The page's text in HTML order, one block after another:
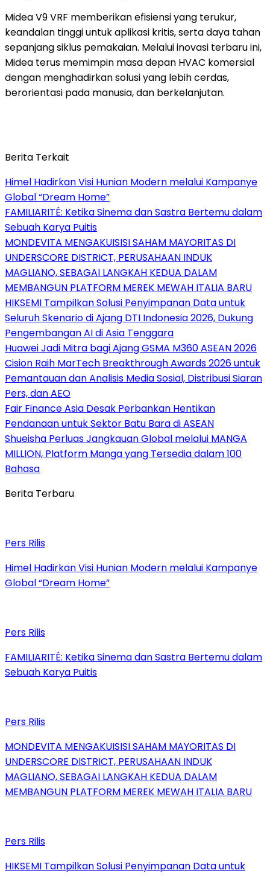
Midea V9 VRF memberikan efisiensi yang terukur,
keandalan tinggi untuk aplikasi kritis, serta daya tahan
sepanjang siklus pemakaian. Melalui inovasi terbaru ini,
Midea terus memimpin masa depan HVAC komersial
dengan menghadirkan solusi yang lebih cerdas,
berorientasi pada manusia, dan berkelanjutan.
Berita Terkait
Himel Hadirkan Visi Hunian Modern melalui Kampanye
Global “Dream Home”
FAMILIARITÉ: Ketika Sinema dan Sastra Bertemu dalam
Sebuah Karya Puitis
MONDEVITA MENGAKUISISI SAHAM MAYORITAS DI
UNDERSCORE DISTRICT, PERUSAHAAN INDUK
MAGLIANO, SEBAGAI LANGKAH KEDUA DALAM
MEMBANGUN PLATFORM MEREK MEWAH ITALIA BARU
HIKSEMI Tampilkan Solusi Penyimpanan Data untuk
Seluruh Skenario di Ajang DTI Indonesia 2026, Dukung
Pengembangan AI di Asia Tenggara
Huawei Jadi Mitra bagi Ajang GSMA M360 ASEAN 2026
Cision Raih MarTech Breakthrough Awards 2026 untuk
Pemantauan dan Analisis Media Sosial, Distribusi Siaran
Pers, dan AEO
Fair Finance Asia Desak Perbankan Hentikan
Pendanaan untuk Sektor Batu Bara di ASEAN
Shueisha Perluas Jangkauan Global melalui MANGA
MILLION, Platform Manga yang Tersedia dalam 100
Bahasa
Berita Terbaru
Pers Rilis
Himel Hadirkan Visi Hunian Modern melalui Kampanye
Global “Dream Home”
Pers Rilis
FAMILIARITÉ: Ketika Sinema dan Sastra Bertemu dalam
Sebuah Karya Puitis
Pers Rilis
MONDEVITA MENGAKUISISI SAHAM MAYORITAS DI
UNDERSCORE DISTRICT, PERUSAHAAN INDUK
MAGLIANO, SEBAGAI LANGKAH KEDUA DALAM
MEMBANGUN PLATFORM MEREK MEWAH ITALIA BARU
Pers Rilis
HIKSEMI Tampilkan Solusi Penyimpanan Data untuk